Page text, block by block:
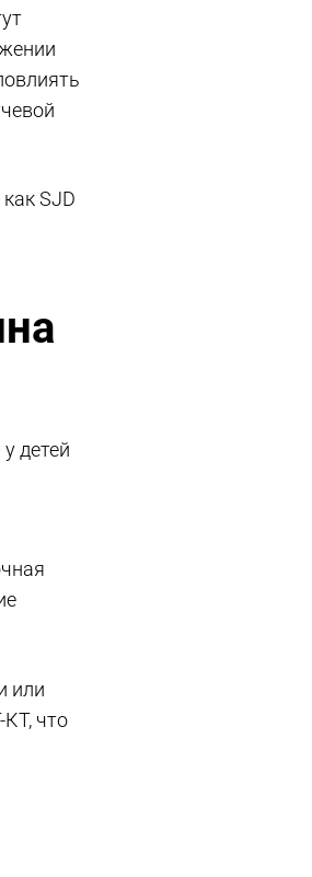
SJD
детей
или
что